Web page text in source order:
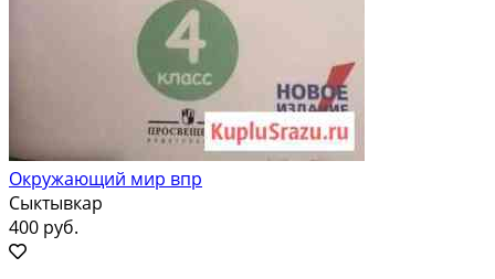
Окружающий мир впр
Сыктывкар
400 руб.